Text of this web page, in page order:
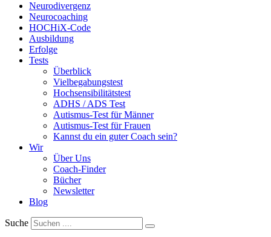
Neurodivergenz
Neurocoaching
HOCHiX-Code
Ausbildung
Erfolge
Tests
Überblick
Vielbegabungstest
Hochsensibilitätstest
ADHS / ADS Test
Autismus-Test für Männer
Autismus-Test für Frauen
Kannst du ein guter Coach sein?
Wir
Über Uns
Coach-Finder
Bücher
Newsletter
Blog
Suche